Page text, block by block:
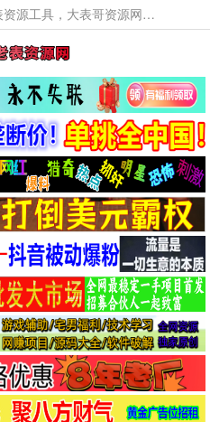
本网站提供资源工具下载，大老表资源工具，大表哥资源网软件工具，大老表资源下载，活动线报福利资源分享,活动线报，大型网游经典游戏，网络热门技术游戏辅助交流与分享。